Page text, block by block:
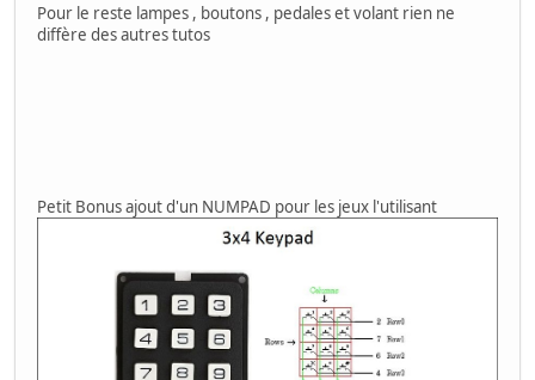
Pour le reste lampes , boutons , pedales et volant rien ne
diffère des autres tutos
Petit Bonus ajout d'un NUMPAD pour les jeux l'utilisant